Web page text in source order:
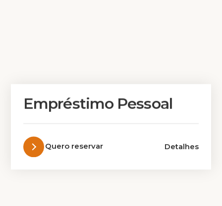
Empréstimo Pessoal
Quero reservar Detalhes